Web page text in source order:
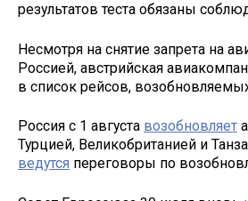
результатов теста обязаны
Несмотря на снятие запрета на
Россией, австрийская
в список рейсов, возобновляемых
Россия с 1 августа возобновляет
Турцией, Великобританией и
ведутся переговоры по